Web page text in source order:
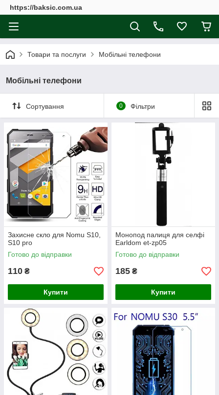
https://baksic.com.ua
Товари та послуги Мобільні телефони
Мобільні телефони
Сортування 0 Фільтри
Захисне скло для Nomu S10,
S10 pro
Готово до відправки
110 ₴
Купити
Монопод палиця для селфі
Earldom et-zp05
Готово до відправки
185 ₴
Купити